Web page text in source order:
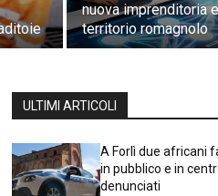
nuova imprenditoria
territorio romagnolo
ULTIMI ARTICOLI
A Forlì due africani
in pubblico e in
denunciati